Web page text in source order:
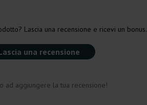
Lascia una recensione e ricevi un bonus.
una recensione
ad aggiungere la tua recensione!